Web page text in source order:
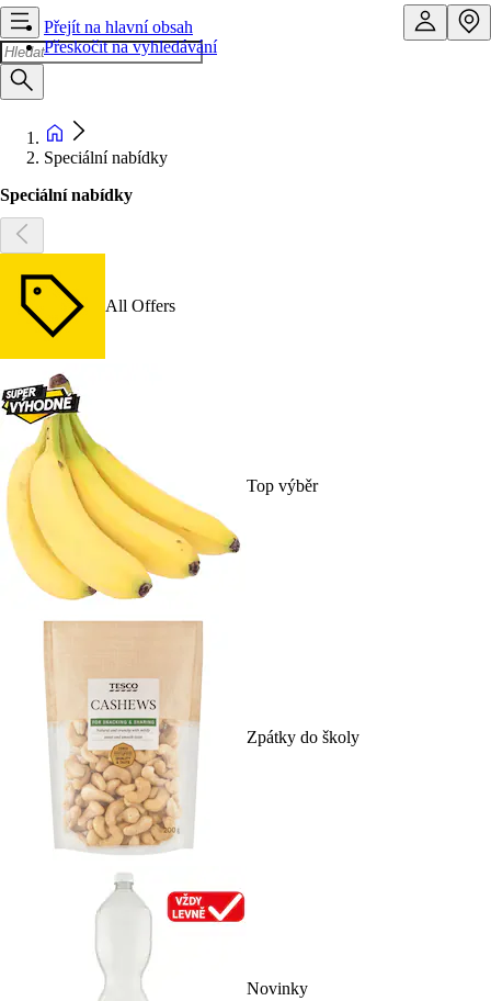
Přejít na hlavní obsah
Přeskočit na vyhledávání
Speciální nabídky
Speciální nabídky
All Offers
Top výběr
Zpátky do školy
Novinky